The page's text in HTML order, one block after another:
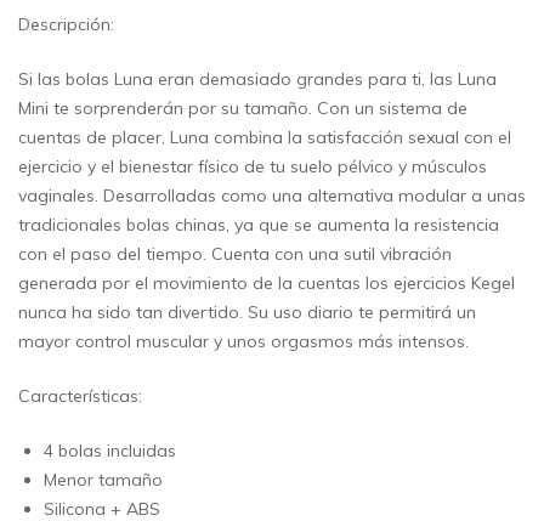
Descripción:
Si las bolas Luna eran demasiado grandes para ti, las Luna
Mini te sorprenderán por su tamaño. Con un sistema de
cuentas de placer, Luna combina la satisfacción sexual con el
ejercicio y el bienestar físico de tu suelo pélvico y músculos
vaginales. Desarrolladas como una alternativa modular a unas
tradicionales bolas chinas, ya que se aumenta la resistencia
con el paso del tiempo. Cuenta con una sutil vibración
generada por el movimiento de la cuentas los ejercicios Kegel
nunca ha sido tan divertido. Su uso diario te permitirá un
mayor control muscular y unos orgasmos más intensos.
Características:
4 bolas incluidas
Menor tamaño
Silicona + ABS